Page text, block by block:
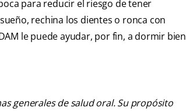
para reducir el riesgo de tener
rechina los dientes o ronca con
le puede ayudar, por fin, a dormir bien
generales de salud oral. Su propósito